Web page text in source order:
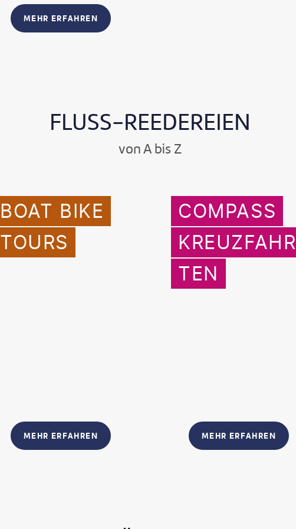
MEHR ERFAHREN
FLUSS-REEDEREIEN
von A bis Z
BOAT BIKE
TOURS
MEHR ERFAHREN
COMPASS
KREUZFAHR
TEN
MEHR ERFAHREN